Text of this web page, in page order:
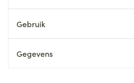
Gebruik
Gegevens